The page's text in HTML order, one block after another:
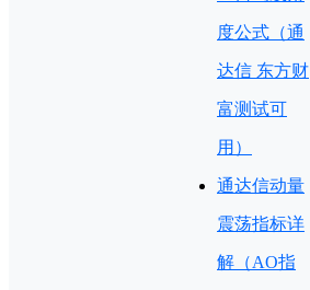
度公式（通
达信 东方财
富测试可
用）
通达信动量
震荡指标详
解（AO指